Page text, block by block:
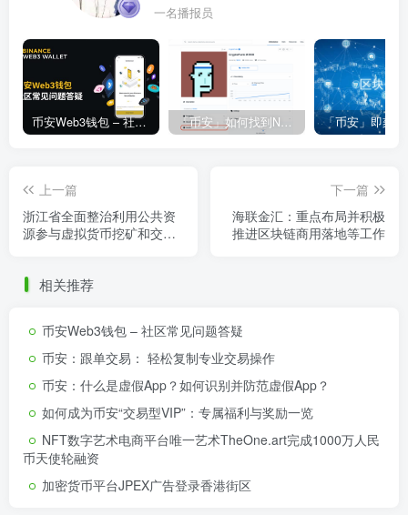
一名播报员
币安Web3钱包 – 社区常见问题答疑 「币安」如何找到NFT合约地址？
上一篇
浙江省全面整治利用公共资
源参与虚拟货币挖矿和交易
下一篇
海联金汇：重点布局并积极
推进区块链商用落地等工作
相关推荐
币安Web3钱包 – 社区常见问题答疑
币安：跟单交易： 轻松复制专业交易操作
币安：什么是虚假App？如何识别并防范虚假App？
如何成为币安“交易型VIP”：专属福利与奖励一览
NFT数字艺术电商平台唯一艺术TheOne.art完成1000万人民
币天使轮融资
加密货币平台JPEX广告登录香港街区